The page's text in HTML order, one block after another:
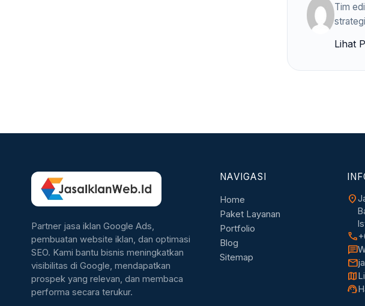
Tim
Lihat
Partner jasa iklan Google Ads,
pembuatan website iklan, dan optimasi
SEO. Kami bantu bisnis meningkatkan
visibilitas di Google, mendapatkan
prospek yang relevan, dan membaca
performa secara terukur.
NAVIGASI
Home
Paket Layanan
Portfolio
Blog
Sitemap
location_on
call
chat
mail
map
support_agent